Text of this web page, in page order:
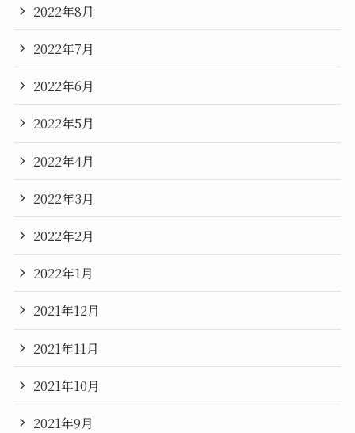
2022年8月
2022年7月
2022年6月
2022年5月
2022年4月
2022年3月
2022年2月
2022年1月
2021年12月
2021年11月
2021年10月
2021年9月